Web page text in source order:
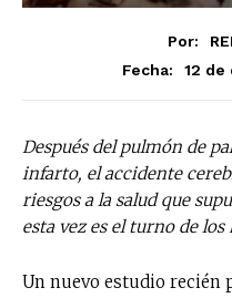
Por:
Fecha:
12 de
Después del pulmón de
infarto, el accidente
riesgos a la salud que
esta vez es el turno de los
Un nuevo estudio recién